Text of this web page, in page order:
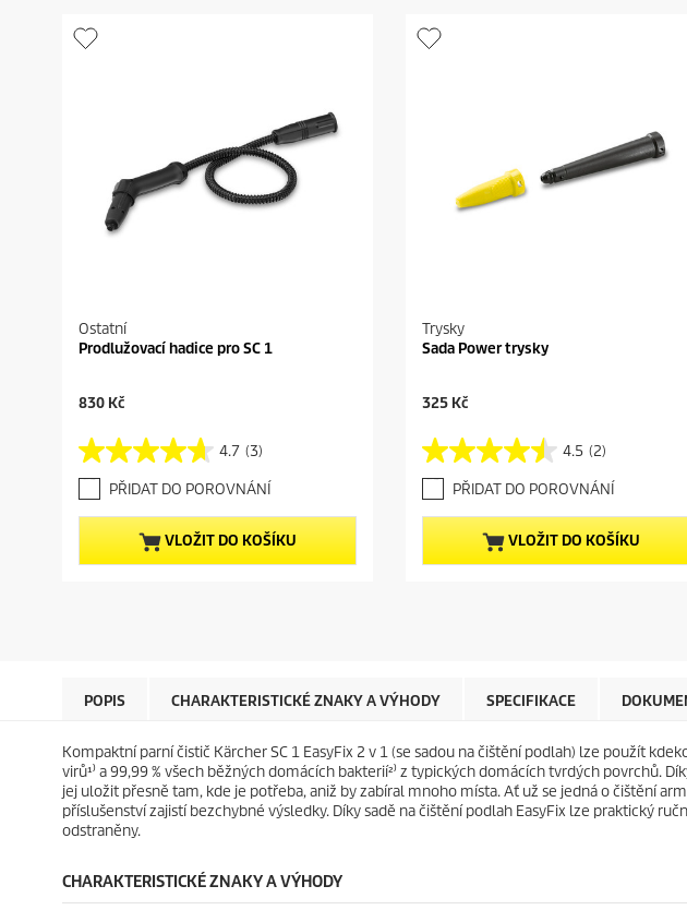
Ostatní
Prodlužovací hadice pro SC 1
C
e
n
t
p
e
830 Kč
4.7 (3)
4
.
7
z
h
e
3
r
e
c
e
z
í
PŘIDAT DO POROVNÁNÍ
VLOŽIT DO KOŠÍKU
Trysky
Sada Power trysky
C
e
n
t
p
r
e
325 Kč
4.5 (2)
4
.
5
z
h
e
2
r
e
c
PŘIDAT DO POROVNÁNÍ
VLOŽIT DO KOŠÍKU
POPIS CHARAKTERISTICKÉ ZNAKY A VÝHODY SPECIFIKACE
Kompaktní parní čistič Kärcher SC 1 EasyFix 2 v 1 (se sadou na čištění podlah) lze použít
virů¹⁾ a 99,99 % všech běžných domácích bakterií²⁾ z typických domácích tvrdých
jej uložit přesně tam, kde je potřeba, aniž by zabíral mnoho místa. Ať už se jedná o čištění
příslušenství zajistí bezchybné výsledky. Díky sadě na čištění podlah EasyFix lze praktický
odstraněny.
CHARAKTERISTICKÉ ZNAKY A VÝHODY